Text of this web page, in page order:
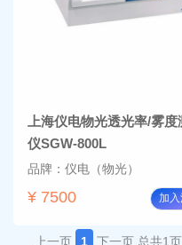
上海仪电物光透光率/雾度
仪SGW-800L
品牌：仪电（物光）
¥ 7500 加
上一页 1 下一页 总共1页